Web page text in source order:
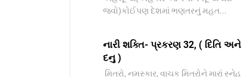
જવો)કોઈપણ દેશમાં ભણતરનું મહત...
નારી શક્તિ- પ્રકરણ 32, ( દિતિ અને
દનુ )
મિત્રો, નમસ્કાર, વાચક મિત્રોને મારાં સ્નેહ